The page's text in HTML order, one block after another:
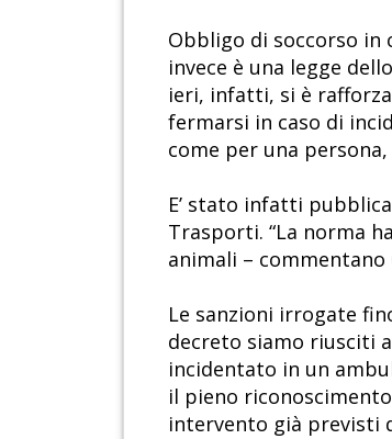
Obbligo di soccorso in
invece è una legge
ieri, infatti, si è
fermarsi in caso di
come per una
E’ stato infatti
Trasporti. “La norma
animali – commentano
Le sanzioni irrogate
decreto siamo riusciti
incidentato in un
il pieno
intervento già previsti